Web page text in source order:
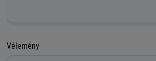
Vélemény